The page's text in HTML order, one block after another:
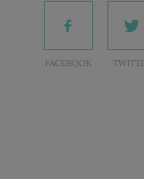
FACEBOOK